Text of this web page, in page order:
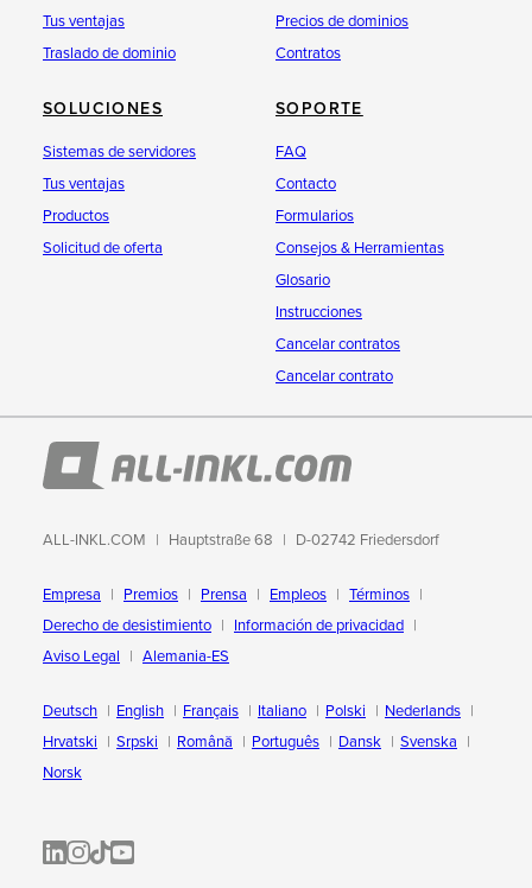
Tus ventajas
Traslado de dominio
Precios de dominios
Contratos
SOLUCIONES
Sistemas de servidores
Tus ventajas
Productos
Solicitud de oferta
SOPORTE
FAQ
Contacto
Formularios
Consejos & Herramientas
Glosario
Instrucciones
Cancelar contratos
Cancelar contrato
ALL-INKL.COM Hauptstraße 68 D-02742 Friedersdorf
Empresa Premios Prensa Empleos
Términos
Derecho de desistimiento
Información de privacidad
Aviso Legal
Alemania-ES
Deutsch English Français Italiano Polski
Nederlands
Hrvatski
Srpski Română Português Dansk
Svenska
Norsk
ALL-INKL.COM | LinkedIn
ALL-INKL.COM • Instagram photos and videos
ALL-INKL.COM | TikTok
ALLINKL.COM - YouTube